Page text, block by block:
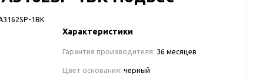
1BK
Характеристики
Гарантия производителя: 36 месяцев
Цвет основания: черный